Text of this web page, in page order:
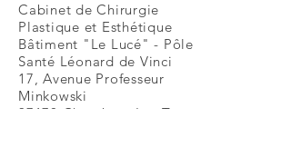
Cabinet de Chirurgie
Plastique et Esthétique
Bâtiment "Le Lucé" - Pôle
Santé Léonard de Vinci
17, Avenue Professeur
Minkowski
37170 Chambray-Les
Tours